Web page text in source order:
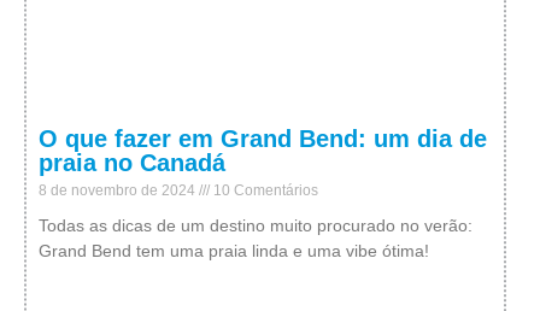
O que fazer em Grand Bend: um dia de
praia no Canadá
8 de novembro de 2024 10 Comentários
Todas as dicas de um destino muito procurado no verão:
Grand Bend tem uma praia linda e uma vibe ótima!